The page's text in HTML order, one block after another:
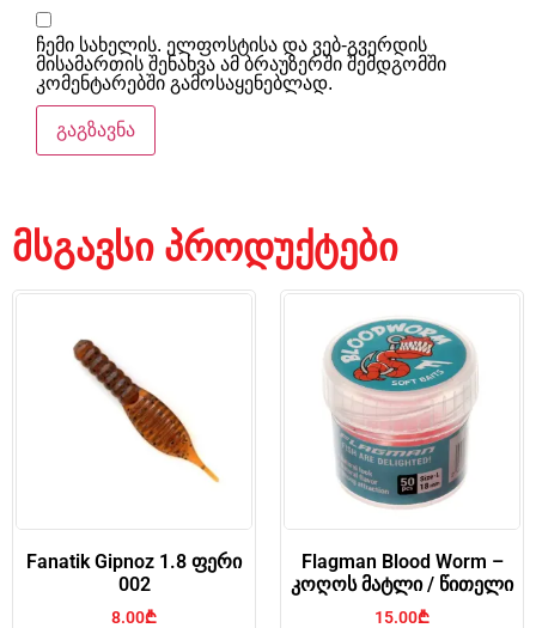
ჩემი სახელის. ელფოსტისა და ვებ-გვერდის
მისამართის შენახვა ამ ბრაუზერში შემდგომში
კომენტარებში გამოსაყენებლად.
მსგავსი პროდუქტები
Fanatik Gipnoz 1.8 ფერი
002
8.00₾
Flagman Blood Worm –
კოღოს მატლი / წითელი
15.00₾